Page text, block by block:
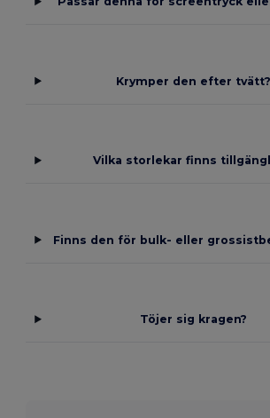
Krymper den efter tvätt?
Vilka storlekar finns
Finns den för bulk- eller
Töjer sig kragen?